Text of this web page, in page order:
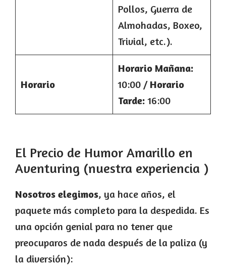
Pollos, Guerra de
Almohadas, Boxeo,
Trivial, etc.).
Horario
Horario Mañana:
10:00 / Horario
Tarde: 16:00
El Precio de Humor Amarillo en
Aventuring (nuestra experiencia )
Nosotros elegimos, ya hace años, el
paquete más completo para la despedida. Es
una opción genial para no tener que
preocuparos de nada después de la paliza (y
la diversión):